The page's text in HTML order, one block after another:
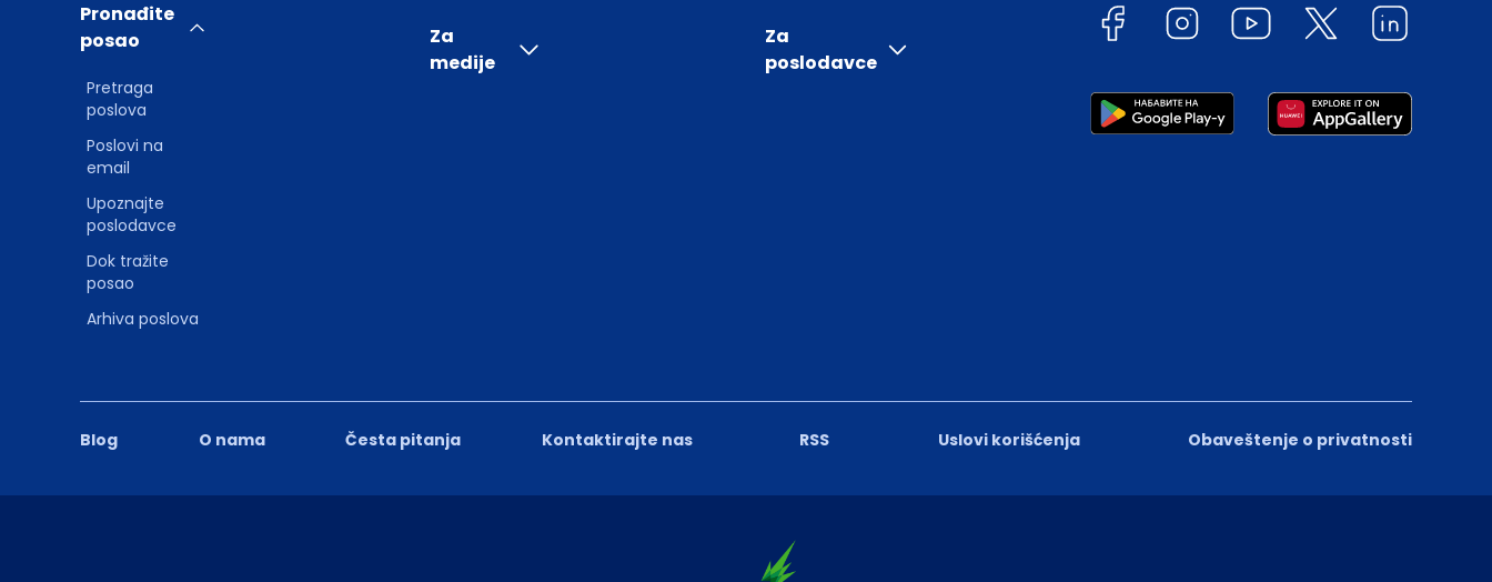
Blog O nama Česta pitanja Kontaktirajte nas RSS Uslovi korišćenja Obaveštenje o privatnosti
Pronađite
posao
Pretraga
poslova
Poslovi na
email
Upoznajte
poslodavce
Dok tražite
posao
Arhiva poslova
Za
medije
Za
poslodavce